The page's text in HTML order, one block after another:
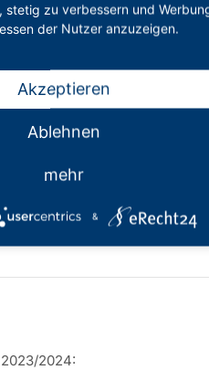
2024:
stetig zu verbessern und
der Nutzer anzuzeigen.
Akzeptieren
Ablehnen
mehr
&